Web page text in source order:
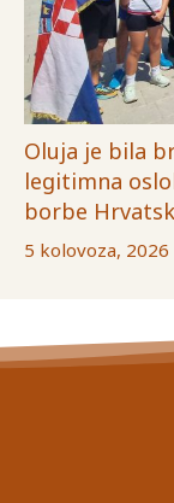
Oluja je bila
legitimna
borbe
5 kolovoza, 2026